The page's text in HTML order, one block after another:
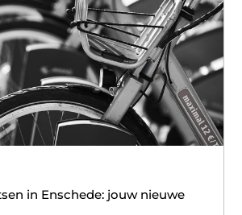
in Enschede: jouw nieuwe